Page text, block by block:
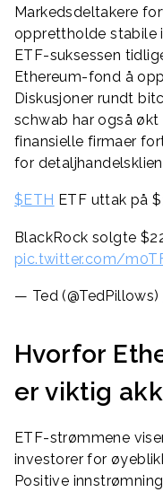
Markedsdeltakere
opprettholde stabile
ETF-suksessen
Ethereum-fond å
Diskusjoner rundt
schwab har også
finansielle firmaer
for
$ETH ETF uttak på
BlackRock solgte
pic.twitter.com/
— Ted (@TedPillows)
Hvorfor
er viktig
ETF-strømmene
investorer for
Positive